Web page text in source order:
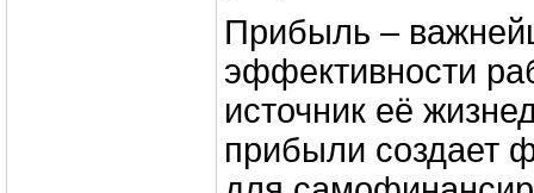
Прибыль –
эффективности
источник её
прибыли создает